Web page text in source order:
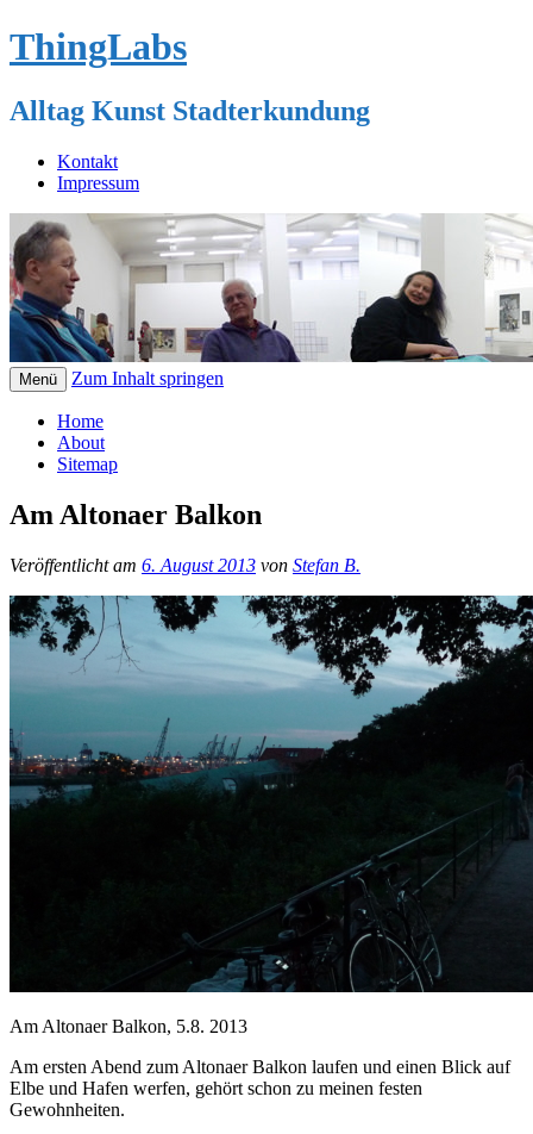
ThingLabs
Alltag Kunst Stadterkundung
Kontakt
Impressum
Menü Zum Inhalt springen
Home
About
Sitemap
Am Altonaer Balkon
Veröffentlicht am 6. August 2013 von Stefan B.
Am Altonaer Balkon, 5.8. 2013
Am ersten Abend zum Altonaer Balkon laufen und einen Blick auf
Elbe und Hafen werfen, gehört schon zu meinen festen
Gewohnheiten.